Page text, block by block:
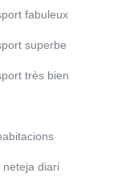
fabuleux
superbe
très bien
neteja diari